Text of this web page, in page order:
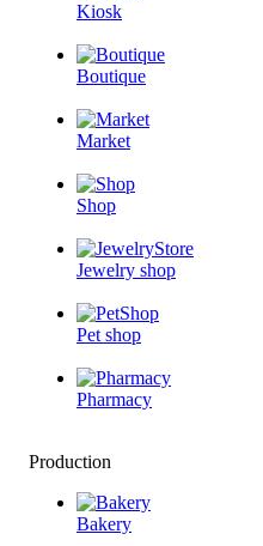
Kiosk
Boutique
Market
Shop
Jewelry shop
Pet shop
Pharmacy
Production
Bakery